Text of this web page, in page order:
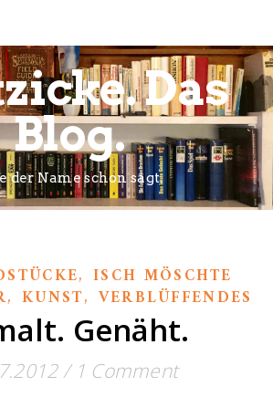
Das
Blog.
der Name schon sagt.
,ISCH MÖSCHTE
,KUNST, VERBLÜFFENDES
Genäht.
/ 1 Comment